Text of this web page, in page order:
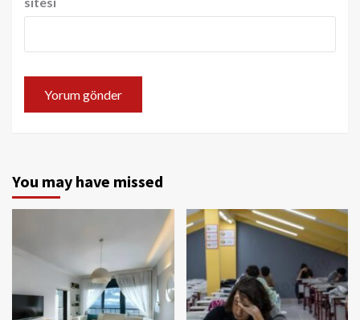
You may have missed